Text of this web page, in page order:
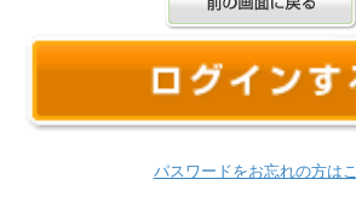
パスワードをお忘れの方は